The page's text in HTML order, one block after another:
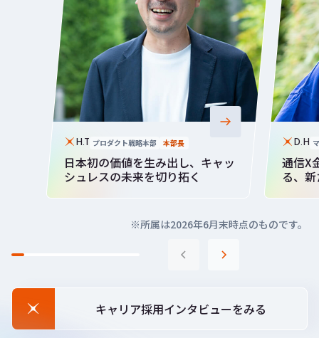
H.T プロダクト戦略本部 本部長
日本初の価値を生み出し、キャッ
シュレスの未来を切り拓く
D.H
通信X
る、
※所属は2026年6月末時点のものです。
キャリア採用インタビューをみる